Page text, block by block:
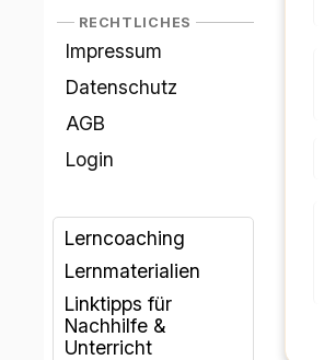
RECHTLICHES
Impressum
Datenschutz
AGB
Login
Lerncoaching
Lernmaterialien
Linktipps für
Nachhilfe &
Unterricht